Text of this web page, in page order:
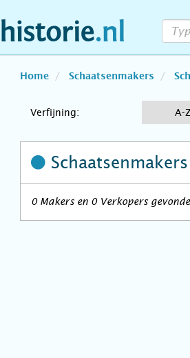
Home Schaatsenmakers
Verfijning: A-Z
Schaatsenmakers
0 Makers en 0 Verkopers